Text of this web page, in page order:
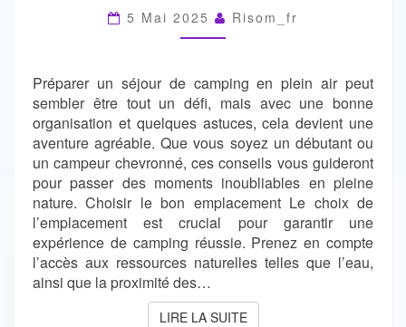
PLEIN
AIR
5 Mai 2025 Risom_fr
Préparer un séjour de camping en plein air peut
sembler être tout un défi, mais avec une bonne
organisation et quelques astuces, cela devient une
aventure agréable. Que vous soyez un débutant ou
un campeur chevronné, ces conseils vous guideront
pour passer des moments inoubliables en pleine
nature. Choisir le bon emplacement Le choix de
l’emplacement est crucial pour garantir une
expérience de camping réussie. Prenez en compte
l’accès aux ressources naturelles telles que l’eau,
ainsi que la proximité des…
LIRE LA SUITELIRE LA SUITE